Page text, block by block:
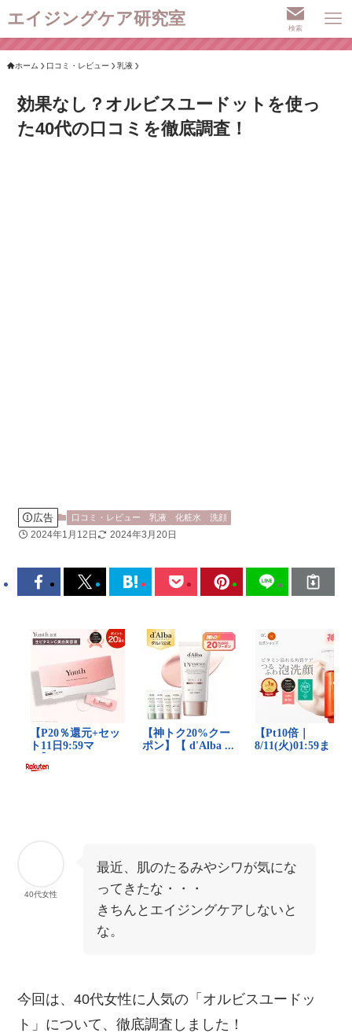
エイジングケア研究室 検索
ホーム 口コミ・レビュー 乳液
効果なし？オルビスユードットを使っ
た40代の口コミを徹底調査！
広告 口コミ・レビュー 乳液 化粧水 洗顔
2024年1月12日 2024年3月20日
40代女性
最近、肌のたるみやシワが気にな
ってきたな・・・
きちんとエイジングケアしないと
な。
今回は、40代女性に人気の「オルビスユードッ
ト」について、徹底調査しました！